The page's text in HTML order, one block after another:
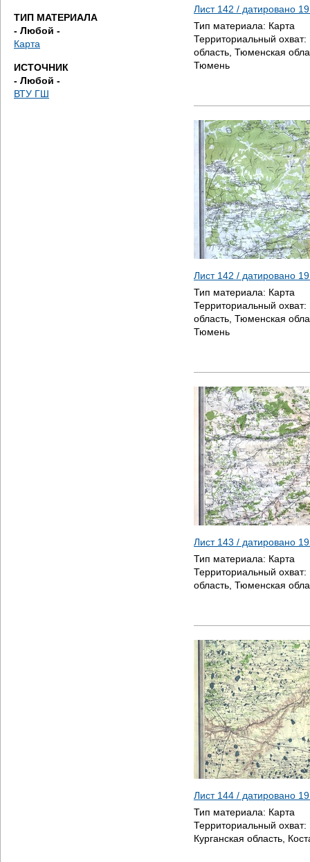
ТИП МАТЕРИАЛА
- Любой -
Карта
ИСТОЧНИК
- Любой -
ВТУ ГШ
Лист 142 / датировано
Тип материала: Карта
Территориальный охват:
область, Тюменская
Тюмень
Лист 142 / датировано
Тип материала: Карта
Территориальный охват:
область, Тюменская
Тюмень
Лист 143 / датировано
Тип материала: Карта
Территориальный охват:
область, Тюменская
Лист 144 / датировано
Тип материала: Карта
Территориальный охват:
Курганская область,